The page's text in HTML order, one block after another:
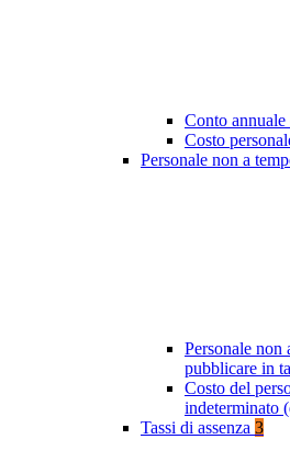
Conto annuale
Costo
Personale non a
Personale non
pubblicare in
Costo del
indeterminato
Tassi di assenza 3